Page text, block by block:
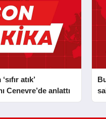
atık’
Cenevre’de anlattı